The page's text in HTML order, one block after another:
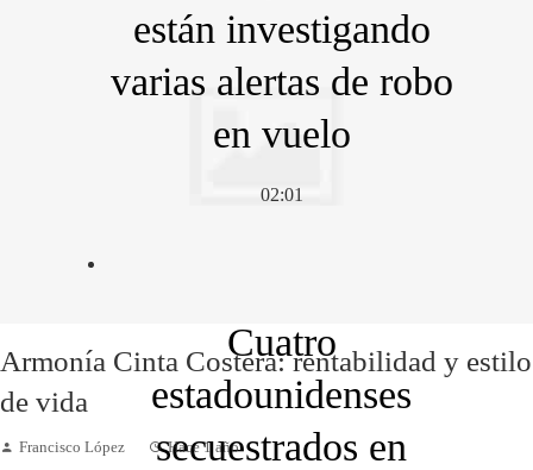
están investigando
varias alertas de robo
en vuelo
02:01
Cuatro
estadounidenses
secuestrados en
Armonía Cinta Costera: rentabilidad y estilo
de vida
Francisco López Hace 1 año